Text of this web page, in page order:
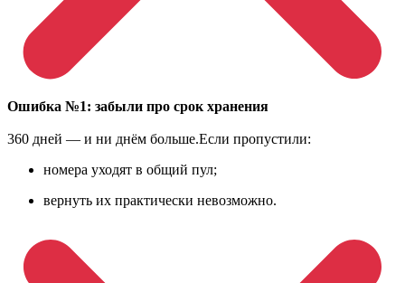
Ошибка №1: забыли про срок хранения
360 дней — и ни днём больше.Если пропустили:
номера уходят в общий пул;
вернуть их практически невозможно.